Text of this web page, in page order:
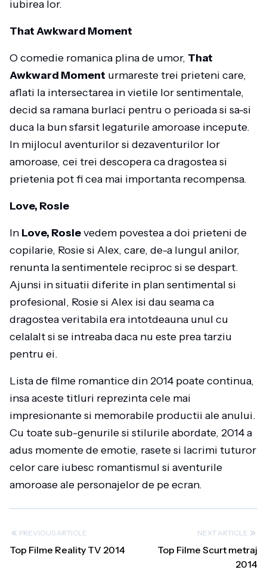
iubirea lor.
That Awkward Moment
O comedie romanica plina de umor, That
Awkward Moment urmareste trei prieteni care,
aflati la intersectarea in vietile lor sentimentale,
decid sa ramana burlaci pentru o perioada si sa-si
duca la bun sfarsit legaturile amoroase incepute.
In mijlocul aventurilor si dezaventurilor lor
amoroase, cei trei descopera ca dragostea si
prietenia pot fi cea mai importanta recompensa.
Love, Rosie
In Love, Rosievedem povestea a doi prieteni de
copilarie, Rosie si Alex, care, de-a lungul anilor,
renunta la sentimentele reciproc si se despart.
Ajunsi in situatii diferite in plan sentimental si
profesional, Rosie si Alex isi dau seama ca
dragostea veritabila era intotdeauna unul cu
celalalt si se intreaba daca nu este prea tarziu
pentru ei.
Lista de filme romantice din 2014 poate continua,
insa aceste titluri reprezinta cele mai
impresionante si memorabile productii ale anului.
Cu toate sub-genurile si stilurile abordate, 2014 a
adus momente de emotie, rasete si lacrimi tuturor
celor care iubesc romantismul si aventurile
amoroase ale personajelor de pe ecran.
PREVIOUS ARTICLE
Top Filme Reality TV 2014
NEXT ARTICLE
Top Filme Scurt metraj
2014